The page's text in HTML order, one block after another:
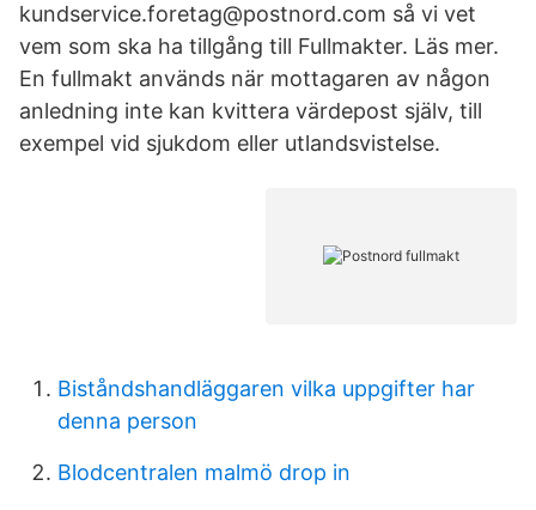
kundservice.foretag@postnord.com så vi vet
vem som ska ha tillgång till Fullmakter. Läs mer.
En fullmakt används när mottagaren av någon
anledning inte kan kvittera värdepost själv, till
exempel vid sjukdom eller utlandsvistelse.
Biståndshandläggaren vilka uppgifter har
denna person
Blodcentralen malmö drop in